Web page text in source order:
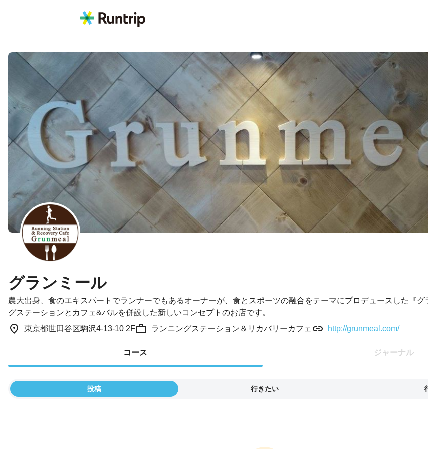
グランミール
農大出身、食のエキスパートでランナーでもあるオーナーが、食とスポーツの融合をテーマにプロデュースした『グ
グステーションとカフェ&バルを併設した新しいコンセプトのお店です。
東京都世田谷区駒沢4-13-10 2F
ランニングステーション＆リカバリーカフェ http://grunmeal.com/
コース ジャーナル
投稿 行きたい